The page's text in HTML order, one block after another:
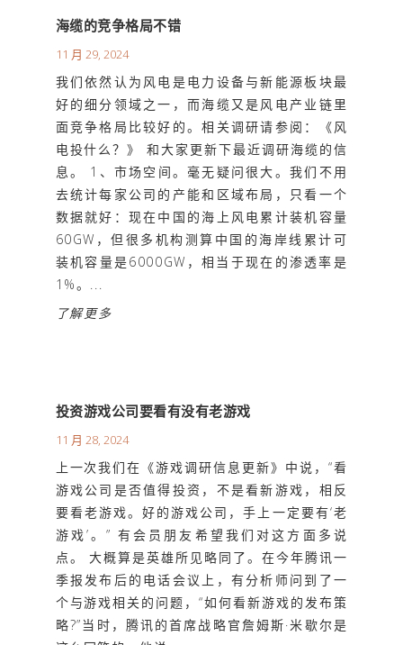
海缆的竞争格局不错
11 月 29, 2024
我们依然认为风电是电力设备与新能源板块最
好的细分领域之一，而海缆又是风电产业链里
面竞争格局比较好的。相关调研请参阅：《风
电投什么？》 和大家更新下最近调研海缆的信
息。 1、市场空间。毫无疑问很大。我们不用
去统计每家公司的产能和区域布局，只看一个
数据就好：现在中国的海上风电累计装机容量
60GW，但很多机构测算中国的海岸线累计可
装机容量是6000GW，相当于现在的渗透率是
1%。...
了解更多
投资游戏公司要看有没有老游戏
11 月 28, 2024
上一次我们在《游戏调研信息更新》中说，“看
游戏公司是否值得投资，不是看新游戏，相反
要看老游戏。好的游戏公司，手上一定要有‘老
游戏’。” 有会员朋友希望我们对这方面多说
点。 大概算是英雄所见略同了。在今年腾讯一
季报发布后的电话会议上，有分析师问到了一
个与游戏相关的问题，“如何看新游戏的发布策
略?”当时，腾讯的首席战略官詹姆斯·米歇尔是